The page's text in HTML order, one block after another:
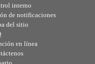
interno
de notificaciones
del sitio
en línea